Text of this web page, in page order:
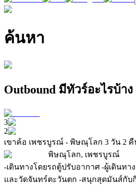
ค้นหา
Outbound มีทัวร์อะไรบ้าง
3
2
เขาค้อ เพชรบูรณ์ - พิษณุโลก 3 วัน 2 คื
พิษณุโลก, เพชรบูรณ์
-เดินทางโดยรถตู้ปรับอากาศ -ผู้เดินท
และวัดจันทร์ตะวันตก -สนุกสุดมันส์กับ